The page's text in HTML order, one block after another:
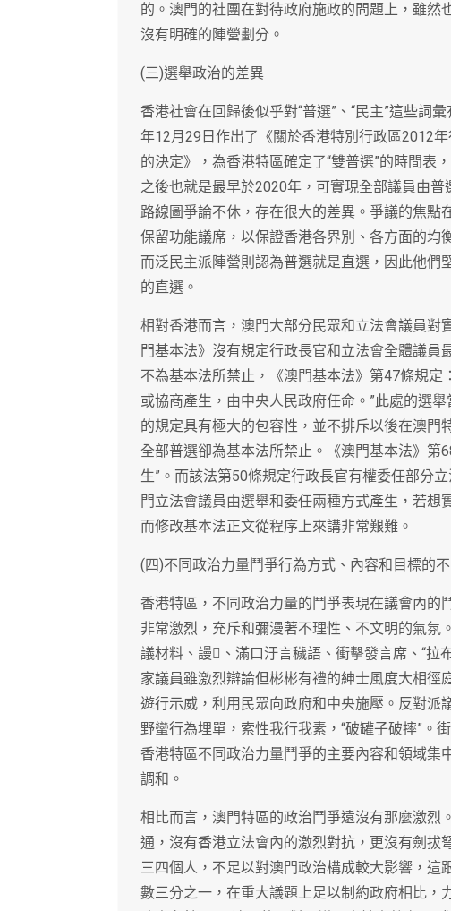
的。澳門的社團在對待政府施政的問題上，雖然
沒有明確的陣營劃分。
(三)選舉政治的差異
香港社會在回歸後似乎對“普選”、“民主”這些詞
年12月29日作出了《關於香港特別行政區2012
的決定》，為香港特區確定了“雙普選”的時間表
之後也就是最早於2020年，可實現全部議員由
路線圖爭論不休，存在很大的差異。爭議的焦
保留功能議席，以保證香港各界別、各方面的均
而泛民主派陣營則認為普選就是直選，因此他們
的直選。
相對香港而言，澳門大部分民眾和立法會議員對
門基本法》沒有規定行政長官和立法會全體議
不為基本法所禁止，《澳門基本法》第47條規定
或協商產生，由中央人民政府任命。”此處的選
的規定具有極大的包容性，並不排斥以後在澳門
全部普選卻為基本法所禁止。《澳門基本法》第
生”。而該法第50條規定行政長官有權委任部分
門立法會議員由選舉和委任兩種方式產生，若想
而修改基本法正文從程序上來講非常艱難。
(四)不同政治力量鬥爭行為方式、內容和目標的不
香港特區，不同政治力量的鬥爭表現在議會內
非常激烈，充斥和彌漫著不理性、不文明的氣
議材料、謾、滿口汙言穢語、衝擊發言席、“拉
家議員雖激烈辯論但彬彬有禮的紳士風度大相徑
遊行示威，利用民眾向政府和中央施壓。反對派
野蠻行為埋單，索性我行我素，“破罐子破摔”。
香港特區不同政治力量鬥爭的主要內容和領域
調和。
相比而言，澳門特區的政治鬥爭遠沒有那麼激烈
通，沒有香港立法會內的激烈對抗，更沒有劍拔
三四個人，不足以對澳門政治構成較大影響，
數三分之一，在重大議題上足以制約政府相比，